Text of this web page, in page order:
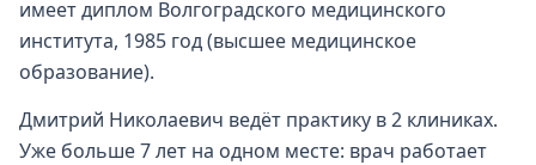
имеет диплом Волгоградского медицинского
института, 1985 год (высшее медицинское
образование).
Дмитрий Николаевич ведёт практику в 2 клиниках.
Уже больше 7 лет на одном месте: врач работает